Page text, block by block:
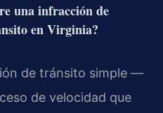
una infracción de
en Virginia?
de tránsito simple —
de velocidad que